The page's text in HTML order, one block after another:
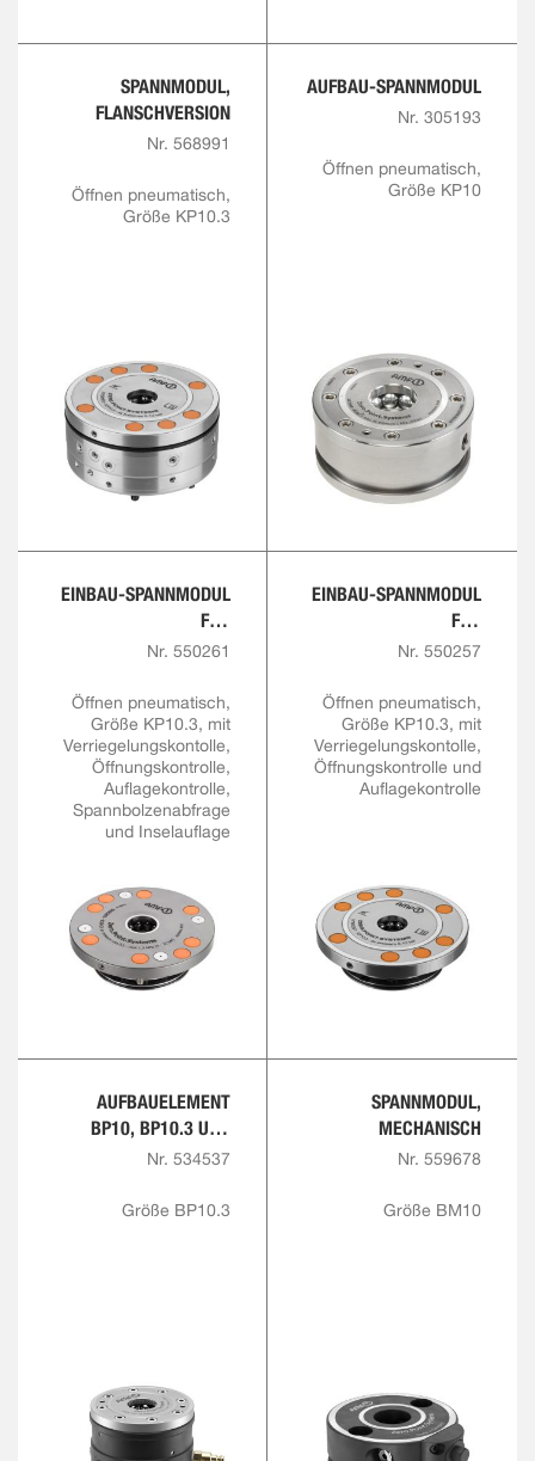
SPANNMODUL,
FLANSCHVERSION
Nr. 568991
Öffnen pneumatisch,
Größe KP10.3
AUFBAU-SPANNMODUL
Nr. 305193
Öffnen pneumatisch,
Größe KP10
EINBAU-SPANNMODUL
FÜR
AUTOMATISIERUNGSLÖ
Nr. 550261
Öffnen pneumatisch,
Größe KP10.3, mit
Verriegelungskontolle,
Öffnungskontrolle,
Auflagekontrolle,
Spannbolzenabfrage
und Inselauflage
EINBAU-SPANNMODUL
FÜR
AUTOMATISIERUNGSLÖ
Nr. 550257
Öffnen pneumatisch,
Größe KP10.3, mit
Verriegelungskontolle,
Öffnungskontrolle und
Auflagekontrolle
AUFBAUELEMENT
BP10, BP10.3 UND
BP20, PNEUMATISCH
Nr. 534537
Größe BP10.3
SPANNMODUL,
MECHANISCH
Nr. 559678
Größe BM10